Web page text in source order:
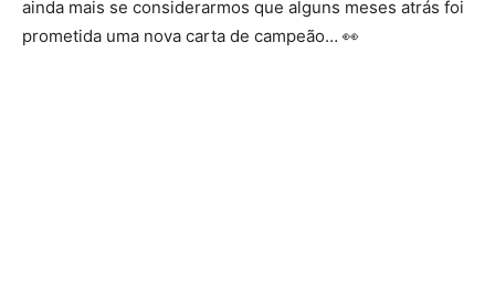
ainda mais se considerarmos que alguns meses atrás foi
prometida uma nova carta de campeão… 👀